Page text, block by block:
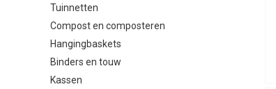
Tuinnetten
Compost en composteren
Hangingbaskets
Binders en touw
Kassen